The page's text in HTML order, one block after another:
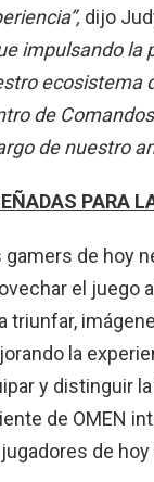
dijo
impulsando la
ecosistema
de
de nuestro
PARA
gamers de hoy
el juego
triunfar,
la
y distinguir
de OMEN
jugadores de